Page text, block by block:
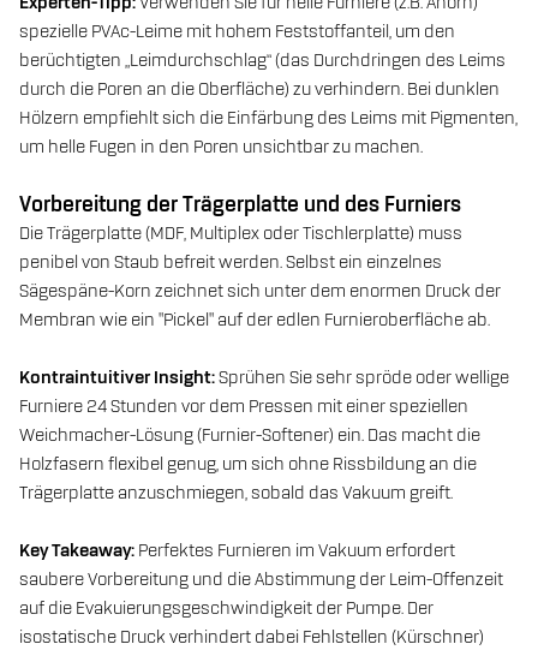
spezielle PVAc-Leime mit hohem Feststoffanteil, um den
berüchtigten „Leimdurchschlag“ (das Durchdringen des Leims
durch die Poren an die Oberfläche) zu verhindern. Bei dunklen
Hölzern empfiehlt sich die Einfärbung des Leims mit Pigmenten,
um helle Fugen in den Poren unsichtbar zu machen.
Vorbereitung der Trägerplatte und des Furniers
Die Trägerplatte (MDF, Multiplex oder Tischlerplatte) muss
penibel von Staub befreit werden. Selbst ein einzelnes
Sägespäne-Korn zeichnet sich unter dem enormen Druck der
Membran wie ein "Pickel" auf der edlen Furnieroberfläche ab.
Kontraintuitiver Insight:Sprühen Sie sehr spröde oder wellige
Furniere 24 Stunden vor dem Pressen mit einer speziellen
Weichmacher-Lösung (Furnier-Softener) ein. Das macht die
Holzfasern flexibel genug, um sich ohne Rissbildung an die
Trägerplatte anzuschmiegen, sobald das Vakuum greift.
Key Takeaway: Perfektes Furnieren im Vakuum erfordert
saubere Vorbereitung und die Abstimmung der Leim-Offenzeit
auf die Evakuierungsgeschwindigkeit der Pumpe. Der
isostatische Druck verhindert dabei Fehlstellen (Kürschner)